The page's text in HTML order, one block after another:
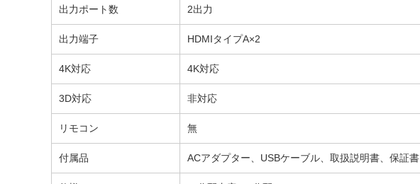
出力ポート数 2出力
出力端子 HDMIタイプA×2
4K対応 4K対応
3D対応 非対応
リモコン 無
付属品 ACアダプター、USBケーブル、取扱説明書、保証書